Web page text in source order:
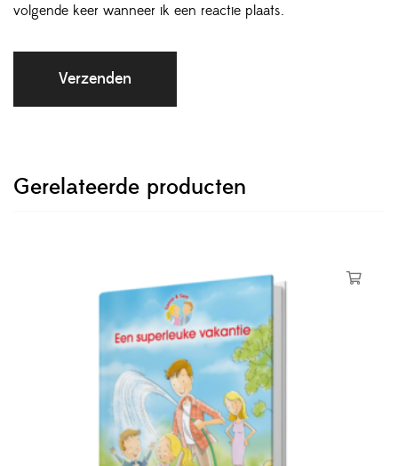
volgende keer wanneer ik een reactie plaats.
Gerelateerde producten